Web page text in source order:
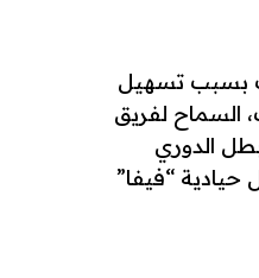
بسبب تسهيل
السماح لفريق
الدوري
حيادية “فيفا”